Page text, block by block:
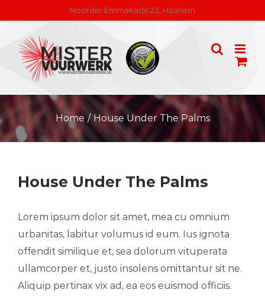
content
Noorder Emmakade 23, Haarlem
Home / House Under The Palms
House Under The Palms
Lorem ipsum dolor sit amet, mea cu omnium
urbanitas, labitur volumus id eum. Ius ignota
offendit similique et, sea dolorum vituperata
ullamcorper et, justo insolens omittantur sit ne.
Aliquip pertinax vix ad, ea eos euismod officiis.